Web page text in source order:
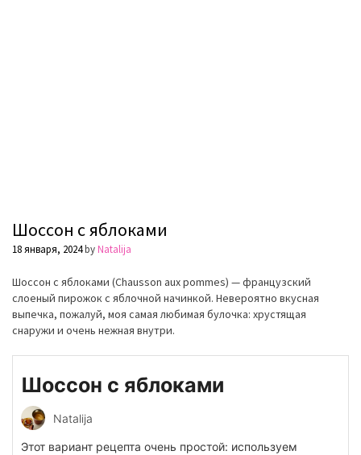
Шоссон с яблоками
18 января, 2024byNatalija
Шоссон с яблоками (Chausson aux pommes) — французский
слоеный пирожок с яблочной начинкой. Невероятно вкусная
выпечка, пожалуй, моя самая любимая булочка: хрустящая
снаружи и очень нежная внутри.
Шоссон с яблоками
Natalija
Этот вариант рецепта очень простой: используем